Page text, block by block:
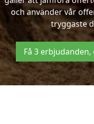
och använder vår
tryggaste
Få 3